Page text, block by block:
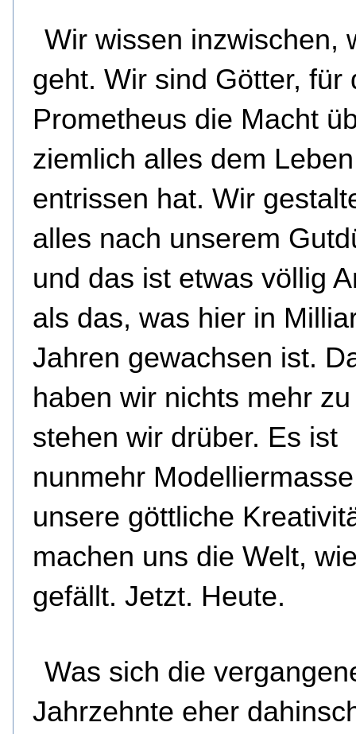
Wir wissen inzwischen,
geht. Wir sind Götter, für
Prometheus die Macht
ziemlich alles dem Leben
entrissen hat. Wir
alles nach unserem
und das ist etwas völlig
als das, was hier in
Jahren gewachsen ist.
haben wir nichts mehr
stehen wir drüber. Es ist
nunmehr
unsere göttliche
machen uns die Welt,
gefällt. Jetzt. Heute.
Was sich die
Jahrzehnte eher